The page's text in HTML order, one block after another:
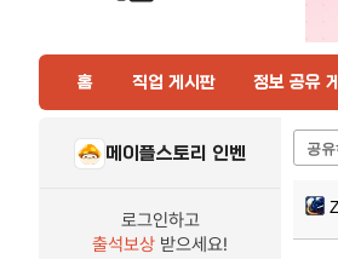
홈 직업 게시판 정보 공유
메이플스토리 인벤
로그인하고
출석보상 받으세요!
공유